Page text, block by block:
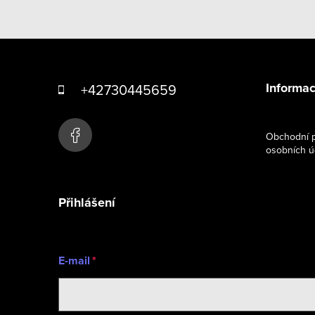
+42730445659
Obchodní
osobních
Přihlášení
E-mail